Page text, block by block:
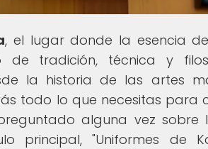
, el lugar donde la esencia
de tradición, técnica y
la historia de las artes
todo lo que necesitas para
alguna vez
principal, "Uniformes de